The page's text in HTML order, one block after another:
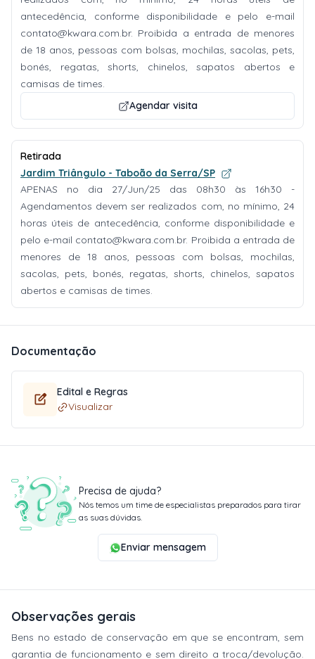
antecedência, conforme disponibilidade e pelo e-mail
contato@kwara.com.br. Proibida a entrada de menores
de 18 anos, pessoas com bolsas, mochilas, sacolas, pets,
bonés, regatas, shorts, chinelos, sapatos abertos e
camisas de times.
Agendar visita
Retirada
Jardim Triângulo - Taboão da Serra/SP
APENAS no dia 27/Jun/25 das 08h30 às 16h30 -
Agendamentos devem ser realizados com, no mínimo, 24
horas úteis de antecedência, conforme disponibilidade e
pelo e-mail contato@kwara.com.br. Proibida a entrada de
menores de 18 anos, pessoas com bolsas, mochilas,
sacolas, pets, bonés, regatas, shorts, chinelos, sapatos
abertos e camisas de times.
Documentação
Edital e Regras
Visualizar
Precisa de ajuda?
Nós temos um time de especialistas preparados para tirar
as suas dúvidas.
Enviar mensagem
Observações gerais
Bens no estado de conservação em que se encontram, sem
garantia de funcionamento e sem direito a troca/devolução.